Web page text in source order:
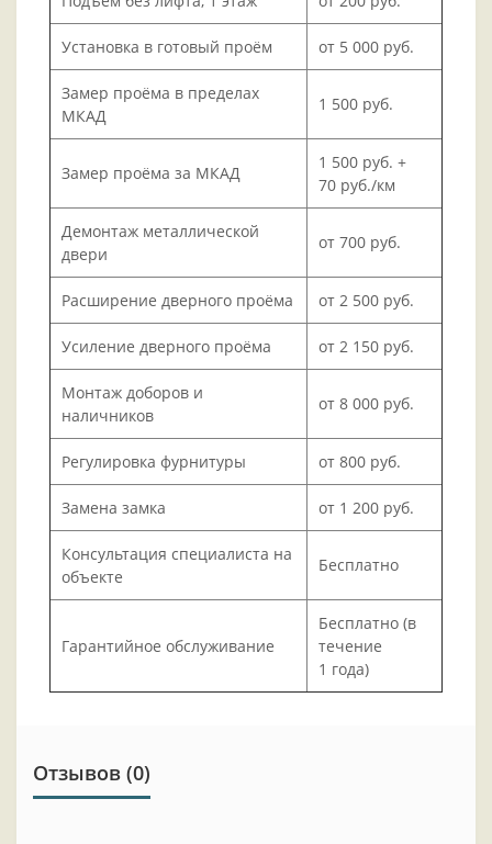
Установка в готовый проём от 5 000 руб.
Замер проёма в пределах
МКАД
1 500 руб.
Замер проёма за МКАД
1 500 руб. +
70 руб./км
Демонтаж металлической
двери
от 700 руб.
Расширение дверного проёма от 2 500 руб.
Усиление дверного проёма от 2 150 руб.
Монтаж доборов и
наличников
от 8 000 руб.
Регулировка фурнитуры от 800 руб.
Замена замка от 1 200 руб.
Консультация специалиста на
объекте
Бесплатно
Гарантийное обслуживание
Бесплатно (в
течение
1 года)
Отзывов (0)